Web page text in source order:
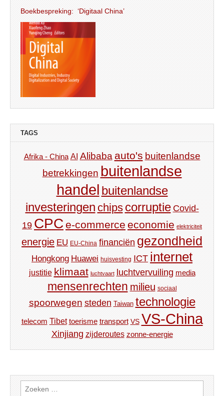
Boekbespreking: ‘Digitaal China’
TAGS
Afrika - China AI Alibaba auto's buitenlandse
betrekkingen buitenlandse
handel buitenlandse
investeringen chips corruptie Covid-
19 CPC e-commerce economie elektriciteit
energie EU EU-China financiën gezondheid
Hongkong Huawei huisvesting ICT internet
justitie klimaat luchtvaart luchtvervuiling media
mensenrechten milieu sociaal
spoorwegen steden Taiwan technologie
telecom Tibet toerisme transport VS VS-China
Xinjiang zijderoutes zonne-energie
Zoeken